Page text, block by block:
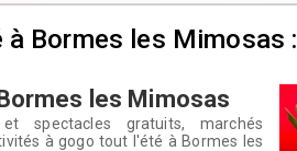
Bormes les Mimosas :
les Mimosas
spectacles gratuits, marchés
à gogo tout l'été à Bormes les